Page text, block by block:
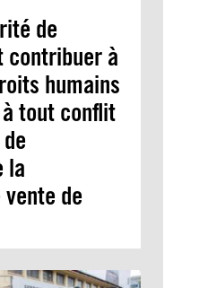
de
contribuer à
humains
à tout conflit
la
de